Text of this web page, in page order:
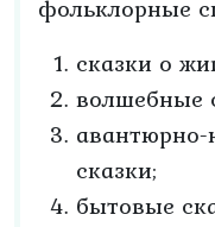
фольклорные
сказки о
волшебные
авантюрно-
сказки;
бытовые